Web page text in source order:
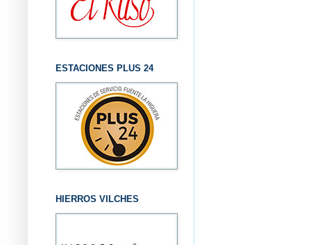
ESTACIONES PLUS 24
HIERROS VILCHES